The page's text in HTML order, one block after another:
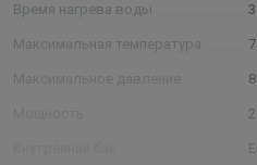
Время нагрева воды
Максимальная температура
Максимальное давление